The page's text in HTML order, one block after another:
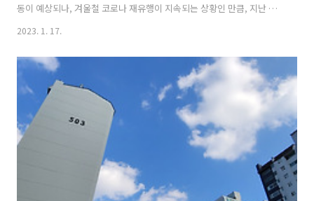
동이 예상되나, 겨울철 코로나 재유행이 지속되는 상황인 만큼, 지난 추
이번 특별교통대책기간 동안 총 2,648만 명, 하루 평균 530만 명이 이동
할 것으로 전망되며, 이 중 91.7%가 승용차를 이용할 것으로 예측했습니
다. 일상 회복 등으로 일 평균 이동인원은 작년 설(432만 명/일)보다
22.7% 증가하며, 총 이동인원은 작년 설(2,594만 명)에 비해 연휴기간
이 짧음(6일→5일)에도 2.1% 증가할 것으로 예측했습니다. 귀..
2023. 1. 17.